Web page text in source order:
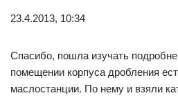
23.4.2013, 10:34
Спасибо, пошла изучать
помещении корпуса дробления
маслостанции. По нему и взяли